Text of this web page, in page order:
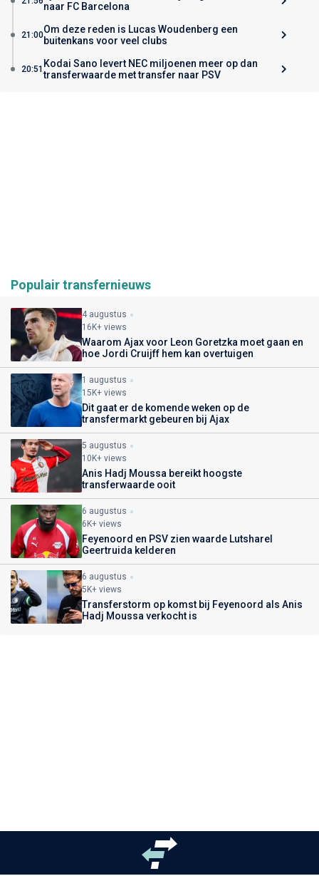
naar FC Barcelona
21:00Om deze reden is Lucas Woudenberg een
buitenkans voor veel clubs
20:51 Kodai Sano levert NEC miljoenen meer op dan
transferwaarde met transfer naar PSV
Populair transfernieuws
4 augustus
16K+ views
Waarom Ajax voor Leon Goretzka moet gaan en
hoe Jordi Cruijff hem kan overtuigen
1 augustus
15K+ views
Dit gaat er de komende weken op de
transfermarkt gebeuren bij Ajax
5 augustus
10K+ views
Anis Hadj Moussa bereikt hoogste
transferwaarde ooit
6 augustus
6K+ views
Feyenoord en PSV zien waarde Lutsharel
Geertruida kelderen
6 augustus
5K+ views
Transferstorm op komst bij Feyenoord als Anis
Hadj Moussa verkocht is